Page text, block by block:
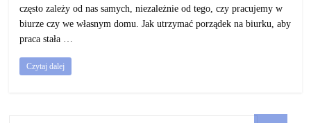
często zależy od nas samych, niezależnie od tego, czy pracujemy w
biurze czy we własnym domu. Jak utrzymać porządek na biurku, aby
praca stała …
Czytaj dalej